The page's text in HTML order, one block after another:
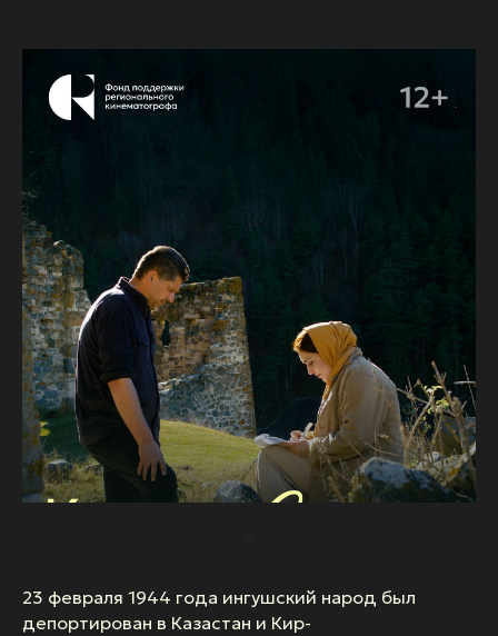
23 февраля 1944 года ингушский народ был
депортирован в Казастан и Кир-